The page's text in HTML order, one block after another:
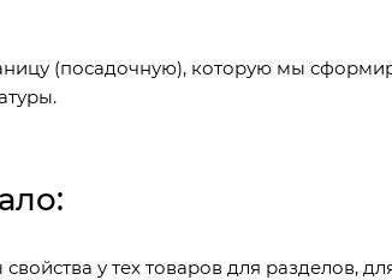
(посадочную), которую мы
у тех товаров для разделов,